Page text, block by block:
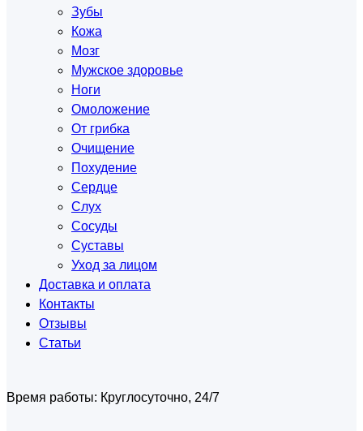
Зубы
Кожа
Мозг
Мужское здоровье
Ноги
Омоложение
От грибка
Очищение
Похудение
Сердце
Слух
Сосуды
Суставы
Уход за лицом
Доставка и оплата
Контакты
Отзывы
Статьи
Время работы: Круглосуточно, 24/7